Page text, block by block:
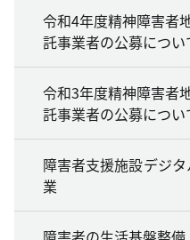
令和4年度精神障害者
託事業者の公募につい
令和3年度精神障害者
託事業者の公募につい
障害者支援施設デジ
業